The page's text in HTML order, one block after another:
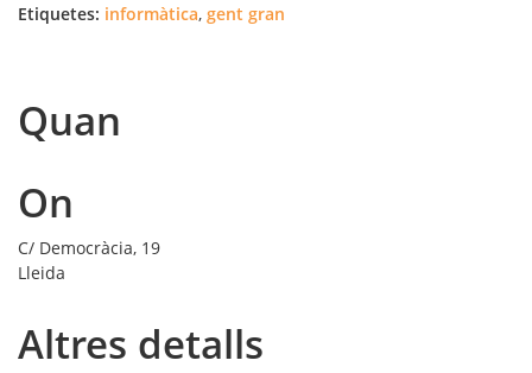
Etiquetes: informàtica, gent gran
Quan
On
C/ Democràcia, 19
Lleida
Altres detalls